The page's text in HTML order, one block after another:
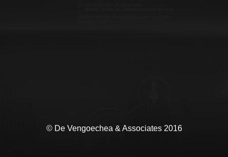
© De Vengoechea & Associates 2016